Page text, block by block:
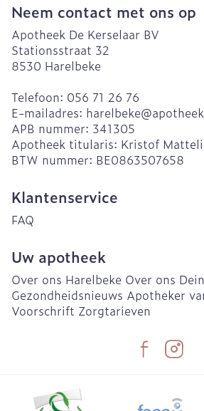
Neem contact met ons op
Apotheek De Kerselaar BV
Stationsstraat 32
8530 Harelbeke
Telefoon: 056 71 26 76
E-mailadres: harelbeke@
APB nummer: 341305
Apotheek titularis: Kristof
BTW nummer: BE0863507658
Klantenservice
FAQ
Uw apotheek
Over ons Harelbeke Over ons
Gezondheidsnieuws Apotheker
Voorschrift Zorgtarieven